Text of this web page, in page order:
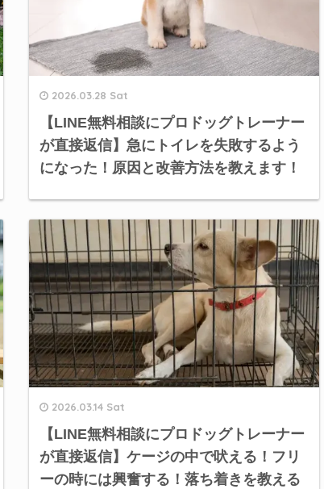
2026.03.28 Sat
【LINE無料相談にプロドッグトレーナー
が直接返信】急にトイレを失敗するよう
になった！原因と改善方法を教えます！
2026.03.14 Sat
【LINE無料相談にプロドッグトレーナー
が直接返信】ケージの中で吠える！フリ
ーの時には興奮する！落ち着きを教える